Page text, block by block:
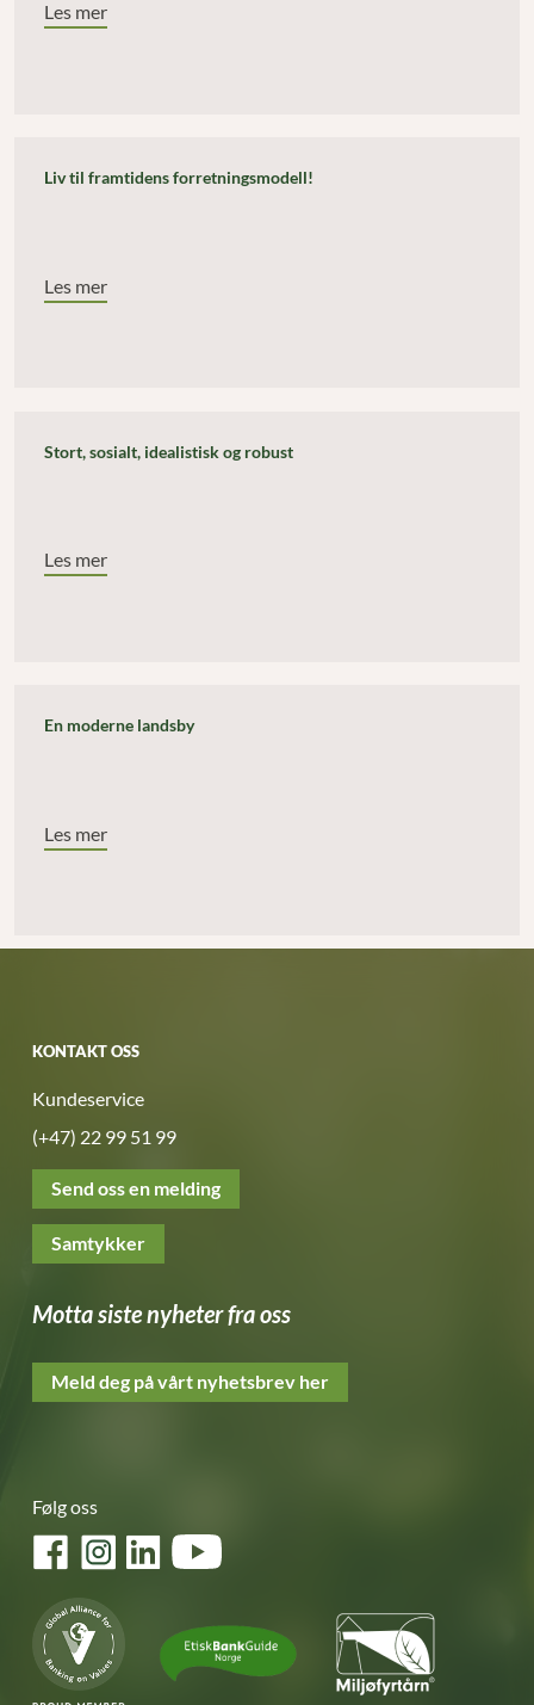
Les mer
Liv til framtidens forretningsmodell!
Les mer
Stort, sosialt, idealistisk og robust
Les mer
En moderne landsby
Les mer
KONTAKT OSS
Kundeservice
(+47) 22 99 51 99
Send oss en melding
Samtykker
Motta siste nyheter fra oss
Meld deg på vårt nyhetsbrev her
Følg oss
FacebookInstagramLinkedInYouTube